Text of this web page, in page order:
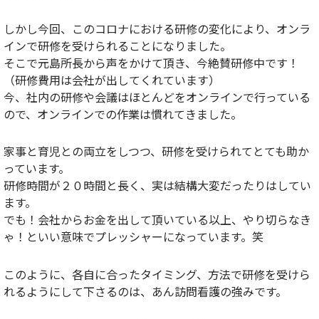
しかし今回、このコロナにおける研修の変化により、オンラ
インで研修を受けられることになりました。
そこで元島所長から声をかけて頂き、今絶賛研修中です！
（研修費用は会社が出してくれています）
今、社内の研修や会議はほとんどをオンラインで行っている
ので、オンラインでの作業は慣れてきました。
家事と育児との両立をしつつ、研修を受けられてとても助か
っています。
研修時間が２０時間と長く、実は結構大変だったりはしてい
ます。
でも！会社からお金を出して頂いている以上、やり切らなき
ゃ！といい意味でプレッシャーになっています。笑
このように、各自に合ったタイミング、方法で研修を受けら
れるようにして下さるのは、あん訪問看護の強みです。